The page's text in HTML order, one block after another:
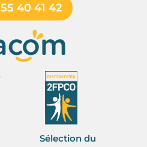
40 41 42
Sélection du